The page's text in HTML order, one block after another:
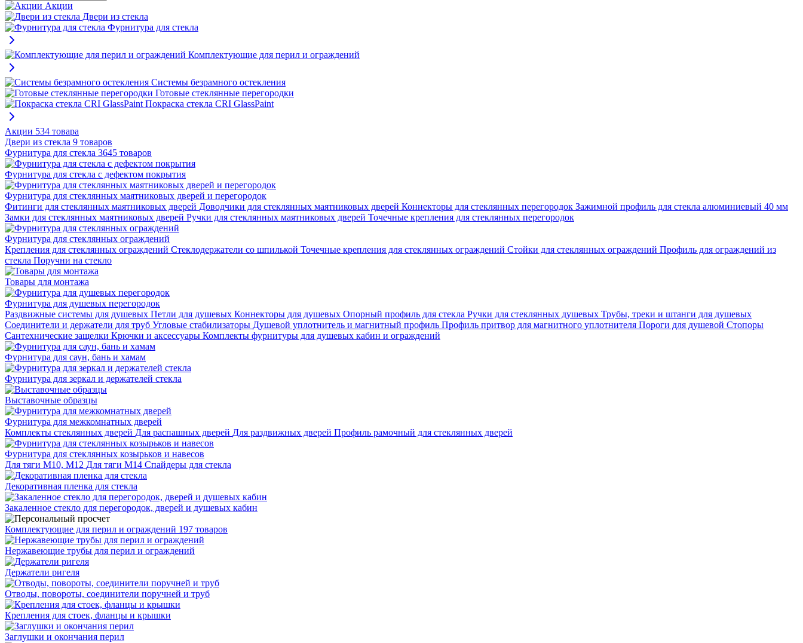
Акции
Двери из стекла
Фурнитура для стекла
Комплектующие для перил и ограждений
Системы безрамного остекления
Готовые стеклянные перегородки
Покраска стекла CRI GlassPaint
Акции 534 товара
Двери из стекла 9 товаров
Фурнитура для стекла 3645 товаров
Фурнитура для стекла с дефектом покрытия
Фурнитура для стеклянных маятниковых дверей и перегородок
Фитинги для стеклянных маятниковых дверей Доводчики для стеклянных маятниковых дверей Коннекторы для стеклянных перегородок Зажимной профиль для стекла алюминиевый 40 мм
Замки для стеклянных маятниковых дверей Ручки для стеклянных маятниковых дверей Точечные крепления для стеклянных перегородок
Фурнитура для стеклянных ограждений
Крепления для стеклянных ограждений Стеклодержатели со шпилькой Точечные крепления для стеклянных ограждений Стойки для стеклянных ограждений Профиль для ограждений из
стекла Поручни на стекло
Товары для монтажа
Фурнитура для душевых перегородок
Раздвижные системы для душевых Петли для душевых Коннекторы для душевых Опорный профиль для стекла Ручки для стеклянных душевых Трубы, треки и штанги для душевых
Соединители и держатели для труб Угловые стабилизаторы Душевой уплотнитель и магнитный профиль Профиль притвор для магнитного уплотнителя Пороги для душевой Стопоры
Сантехнические защелки Крючки и аксессуары Комплекты фурнитуры для душевых кабин и ограждений
Фурнитура для саун, бань и хамам
Фурнитура для зеркал и держателей стекла
Выставочные образцы
Фурнитура для межкомнатных дверей
Комплекты стеклянных дверей Для распашных дверей Для раздвижных дверей Профиль рамочный для стеклянных дверей
Фурнитура для стеклянных козырьков и навесов
Для тяги М10, М12 Для тяги М14 Спайдеры для стекла
Декоративная пленка для стекла
Закаленное стекло для перегородок, дверей и душевых кабин
Комплектующие для перил и ограждений 197 товаров
Нержавеющие трубы для перил и ограждений
Держатели ригеля
Отводы, повороты, соединители поручней и труб
Крепления для стоек, фланцы и крышки
Заглушки и окончания перил